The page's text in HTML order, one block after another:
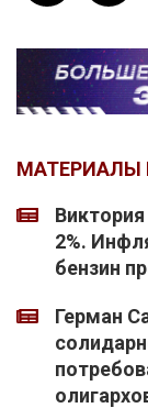
МАТЕРИАЛЫ
2%.
бензин
Герман